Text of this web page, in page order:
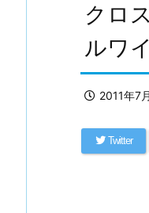
クロ
ルワ
2011年7
Twitter